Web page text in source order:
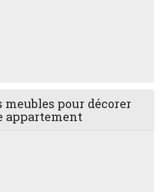
pour décorer
appartement